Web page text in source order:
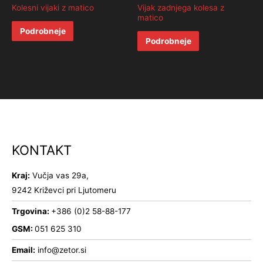
Kolesni vijaki z matico
Podrobneje
Vijak zadnjega kolesa z
matico
Podrobneje
KONTAKT
Kraj: Vučja vas 29a,
9242 Križevci pri Ljutomeru
Trgovina: +386 (0)2 58-88-177
GSM: 051 625 310
Email: info@zetor.si